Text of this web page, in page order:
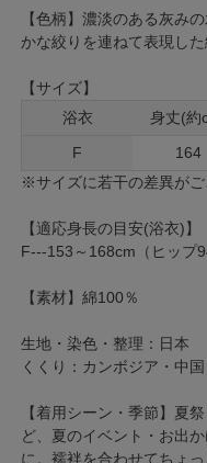
【色柄】濃淡のある灰み
かな絞りを連ねて表現し
【サイズ】
浴衣
身丈(約
F
164
※サイズに若干の差異がご
【適応身長の目安(浴衣)】
F---153～168cm（ヒップ
【素材】綿100％
生地・染色・整理：日本
くくり：カンボジア・中国
【着用シーン・季節】夏
ど、夏のイベント・お出
に。襦袢を合わせてちょ